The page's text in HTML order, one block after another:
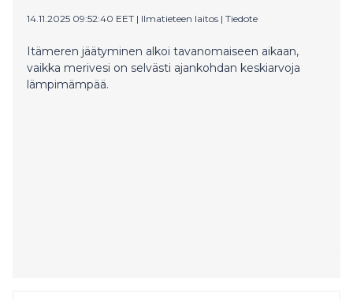
14.11.2025 09:52:40 EET | Ilmatieteen laitos | Tiedote
Itämeren jäätyminen alkoi tavanomaiseen aikaan,
vaikka merivesi on selvästi ajankohdan keskiarvoja
lämpimämpää.